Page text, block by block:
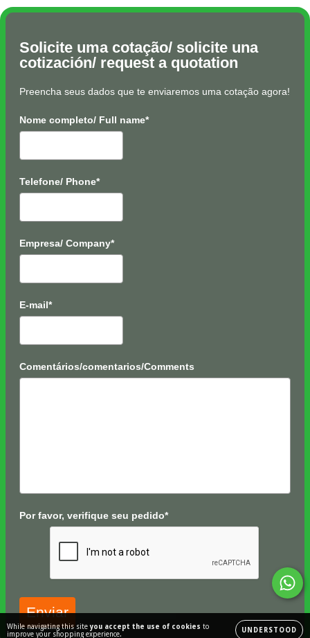
While navigating this siteyou accept the use of cookies to
improve your shopping experience.
UNDERSTOOD
Solicite uma cotação/ solicite una
cotización/ request a quotation
Preencha seus dados que te enviaremos uma cotação agora!
Nome completo/ Full name*
Telefone/ Phone*
Empresa/ Company*
E-mail*
Comentários/comentarios/Comments
Por favor, verifique seu pedido*
Enviar